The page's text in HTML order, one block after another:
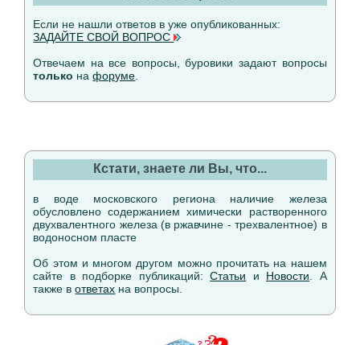
Если не нашли ответов в уже опубликованных:
ЗАДАЙТЕ СВОЙ ВОПРОС
Отвечаем на все вопросы, буровики задают вопросы
только нафоруме
Кстати, знаете ли Вы, что...
в воде московского региона наличие железа
обусловлено содержанием химически растворенного
двухвалентного железа (в ржавчине - трехвалентное) в
водоносном пласте
Об этом и многом другом можно прочитать на нашем
сайте в подборке публикаций:Статьи и Новости . А
также вответах на вопросы.